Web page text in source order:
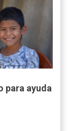
para ayuda